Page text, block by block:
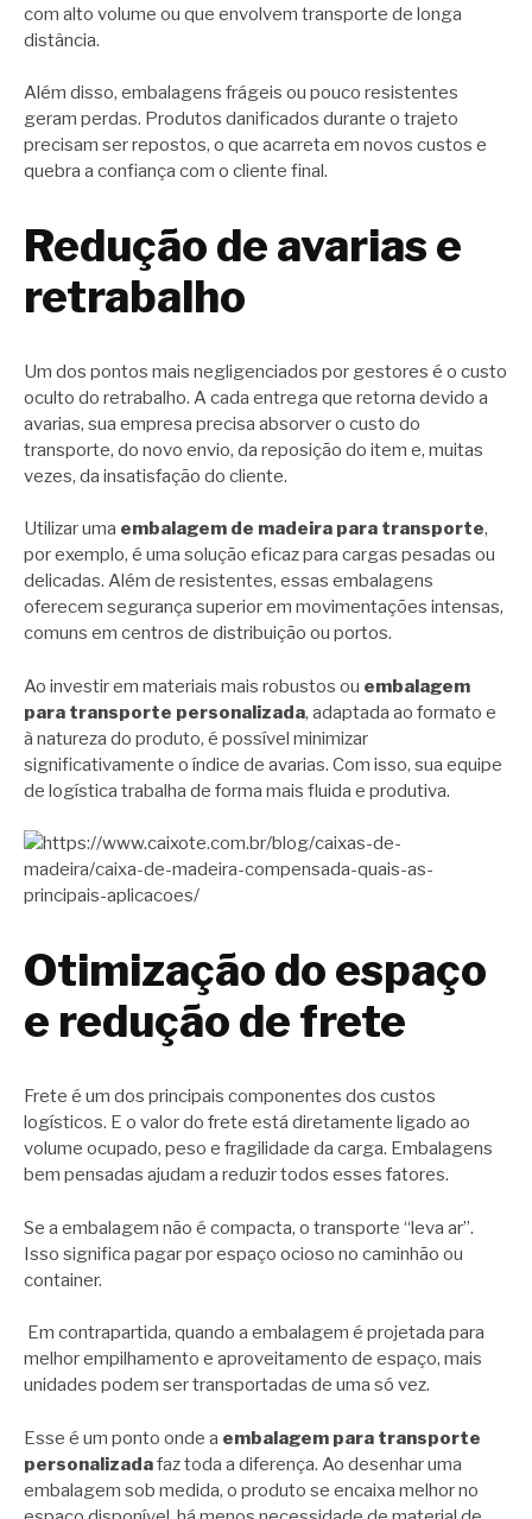
com alto volume ou que envolvem transporte de longa
distância.
Além disso, embalagens frágeis ou pouco resistentes
geram perdas. Produtos danificados durante o trajeto
precisam ser repostos, o que acarreta em novos custos e
quebra a confiança com o cliente final.
Redução de avarias e
retrabalho
Um dos pontos mais negligenciados por gestores é o custo
oculto do retrabalho. A cada entrega que retorna devido a
avarias, sua empresa precisa absorver o custo do
transporte, do novo envio, da reposição do item e, muitas
vezes, da insatisfação do cliente.
Utilizar uma embalagem de madeira para transporte,
por exemplo, é uma solução eficaz para cargas pesadas ou
delicadas. Além de resistentes, essas embalagens
oferecem segurança superior em movimentações intensas,
comuns em centros de distribuição ou portos.
Ao investir em materiais mais robustos ou embalagem
para transporte personalizada, adaptada ao formato e
à natureza do produto, é possível minimizar
significativamente o índice de avarias. Com isso, sua equipe
de logística trabalha de forma mais fluida e produtiva.
Otimização do espaço
e redução de frete
Frete é um dos principais componentes dos custos
logísticos. E o valor do frete está diretamente ligado ao
volume ocupado, peso e fragilidade da carga. Embalagens
bem pensadas ajudam a reduzir todos esses fatores.
Se a embalagem não é compacta, o transporte “leva ar”.
Isso significa pagar por espaço ocioso no caminhão ou
container.
Em contrapartida, quando a embalagem é projetada para
melhor empilhamento e aproveitamento de espaço, mais
unidades podem ser transportadas de uma só vez.
Esse é um ponto onde a embalagem para transporte
personalizadafaz toda a diferença. Ao desenhar uma
embalagem sob medida, o produto se encaixa melhor no